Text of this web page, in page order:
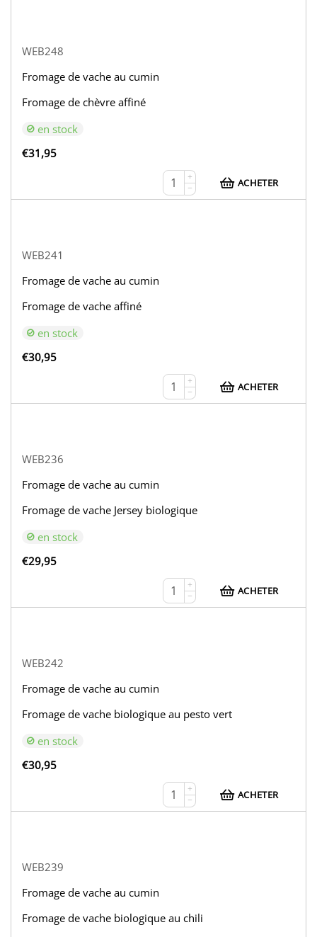
WEB248
Fromage de vache au cumin
Fromage de chèvre affiné
en stock
€31,95
+
−
ACHETER
WEB241
Fromage de vache au cumin
Fromage de vache affiné
en stock
€30,95
+
−
ACHETER
WEB236
Fromage de vache au cumin
Fromage de vache Jersey biologique
en stock
€29,95
+
−
ACHETER
WEB242
Fromage de vache au cumin
Fromage de vache biologique au pesto vert
en stock
€30,95
+
−
ACHETER
WEB239
Fromage de vache au cumin
Fromage de vache biologique au chili